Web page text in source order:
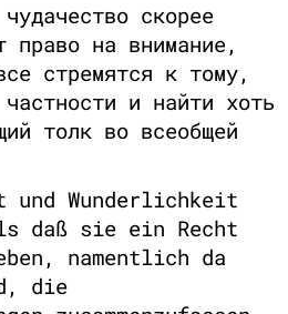
скорее
право на внимание,
стремятся к тому,
и найти хоть
толк во всеобщей
und Wunderlichkeit
daß sie ein Recht
namentlich da
die